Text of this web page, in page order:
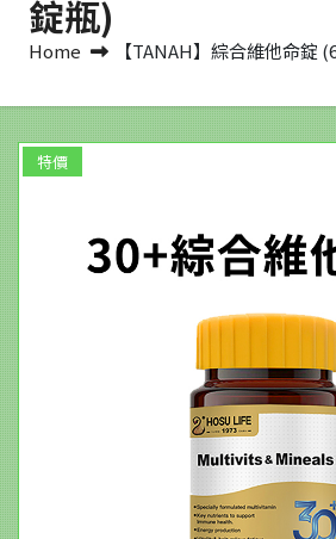
錠瓶)
Home 【TANAH】綜合維他命錠
特價